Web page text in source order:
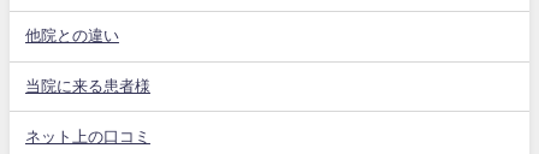
他院との違い
当院に来る患者様
ネット上の口コミ